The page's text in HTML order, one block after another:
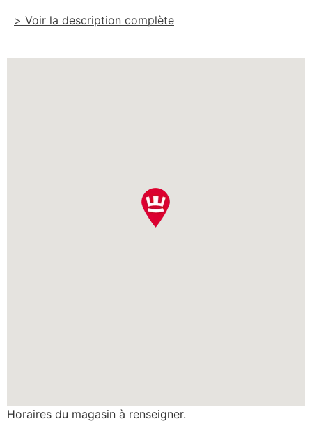
> Voir la description complète
Horaires du magasin à renseigner.